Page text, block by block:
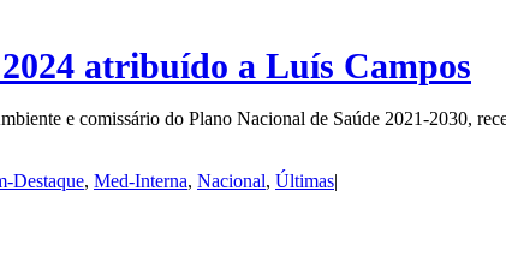
atribuído a Luís Campos
e comissário do Plano Nacional de Saúde 2021-2030,
Destaque, Med-Interna, Nacional, Últimas|